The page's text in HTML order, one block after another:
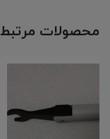
محصولات مرتبط